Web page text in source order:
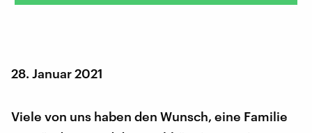
28. Januar 2021
Viele von uns haben den Wunsch, eine Familie